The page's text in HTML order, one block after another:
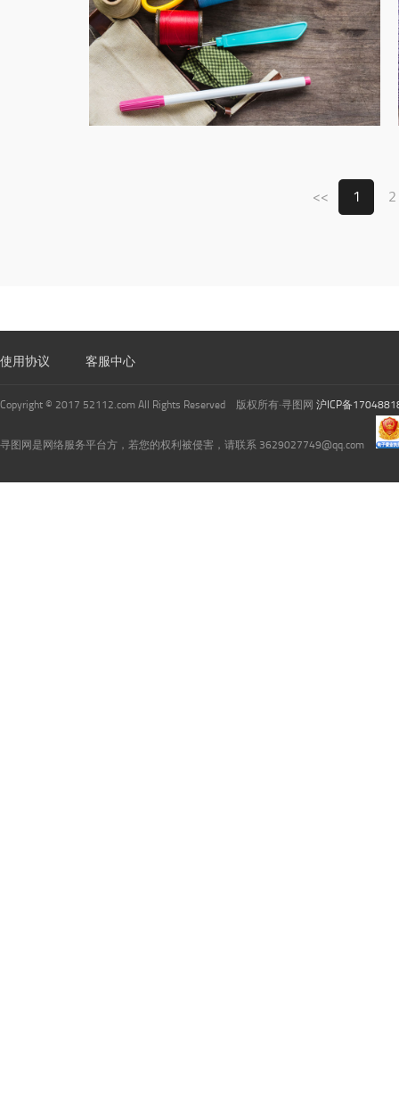
<< 1 2
使用协议 客服中心
Copyright © 2017 52112.com All Rights Reserved 版权所有·寻图网 沪ICP备
寻图网是网络服务平台方，若您的权利被侵害，请联系 3629027749@qq.com